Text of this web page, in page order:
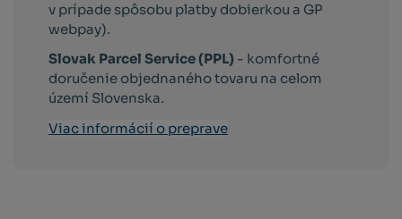
v prípade spôsobu platby dobierkou a GP
webpay).
Slovak Parcel Service (PPL) - komfortné
doručenie objednaného tovaru na celom
území Slovenska.
Viac informácií o preprave